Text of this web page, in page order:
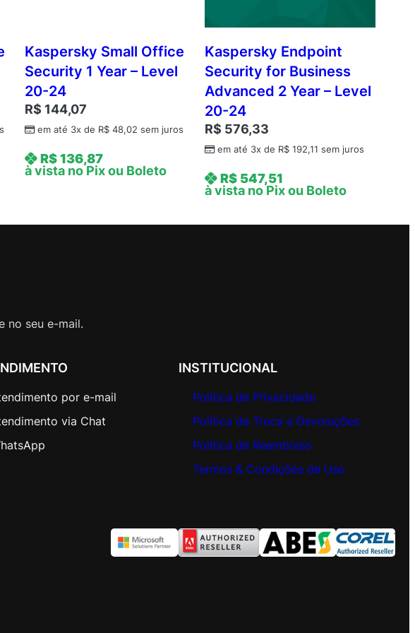
Kaspersky Small Office
Security 1 Year – Level
20-24
R$ 144,07
em até 3x de R$ 48,02 sem juros
R$136,87
à vista no Pix ou Boleto
Kaspersky Endpoint
Security for Business
Advanced 2 Year – Level
20-24
R$ 576,33
em até 3x de R$192,11 sem juros
R$547,51
à vista no Pix ou Boleto
no seu e-mail.
por e-mail
via Chat
INSTITUCIONAL
Política de Privacidade
Política de Troca e Devoluções
Política de Reembolso
Termos & Condições de Uso